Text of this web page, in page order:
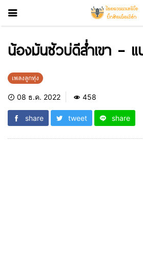
น้องมันซัวบ่ดีส่ำเขา –
เพลงลูกทุ่ง
08 ธ.ค. 2022 458
share tweet share